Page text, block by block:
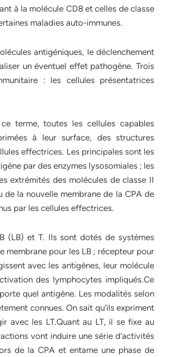
à la molécule CD8 et celles de classe
maladies auto-immunes.
antigéniques, le déclenchement
un éventuel effet pathogène. Trois
: les cellules présentatrices
terme, toutes les cellules capables
à leur surface, des structures
effectrices. Les principales sont les
par des enzymes lysosomiales ; les
extrémités des molécules de classe II
de la nouvelle membrane de la CPA de
par les cellules effectrices.
(LB) et T. Ils sont dotés de systèmes
membrane pour les LB ; récepteur pour
avec les antigènes, leur molécule
des lymphocytes impliqués.Ce
quel antigène. Les modalités selon
connues. On sait qu’ils expriment
avec les LT.Quant au LT, il se fixe au
vont induire une série d’activités
de la CPA et entame une phase de